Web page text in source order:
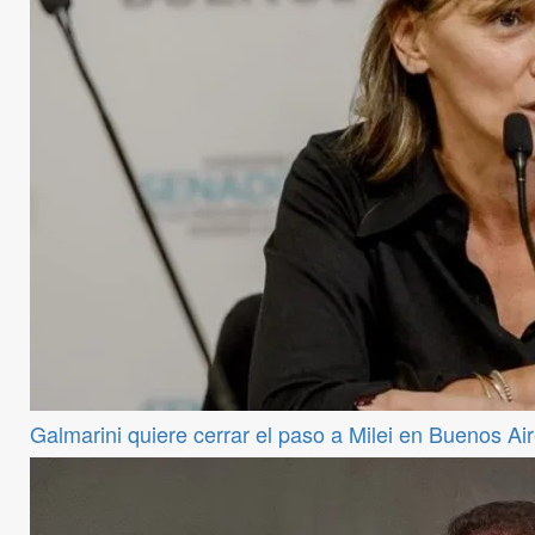
Galmarini quiere cerrar el paso a Milei en Buenos